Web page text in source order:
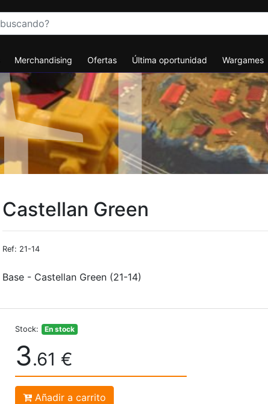
Merchandising Ofertas Última oportunidad Wargames
Castellan Green
Ref: 21-14
Base - Castellan Green (21-14)
Stock: En stock
3.61 €
Añadir a carrito